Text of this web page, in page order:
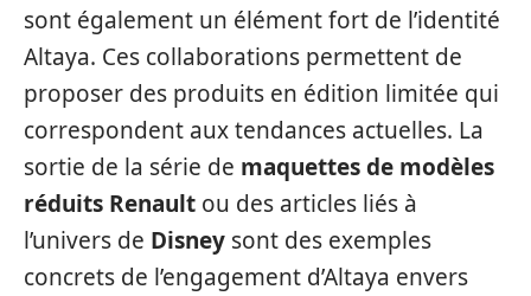
sont également un élément fort de l’identité
Altaya. Ces collaborations permettent de
proposer des produits en édition limitée qui
correspondent aux tendances actuelles. La
sortie de la série de maquettes de modèles
réduits Renault ou des articles liés à
l’univers de Disney sont des exemples
concrets de l’engagement d’Altaya envers